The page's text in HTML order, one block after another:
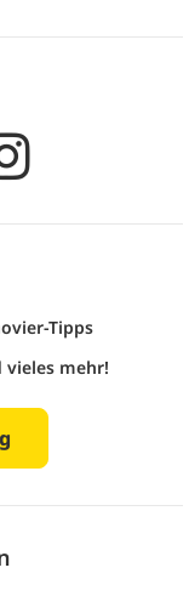
Tipps
vieles mehr!